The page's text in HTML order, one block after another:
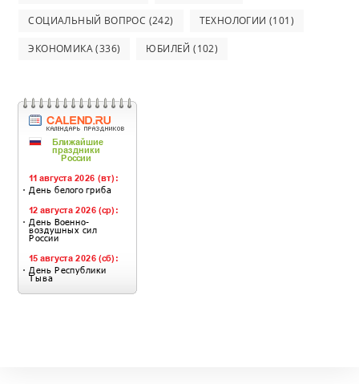
СОЦИАЛЬНЫЙ ВОПРОС (242) ТЕХНОЛОГИИ (101)
ЭКОНОМИКА(336) ЮБИЛЕЙ (102)